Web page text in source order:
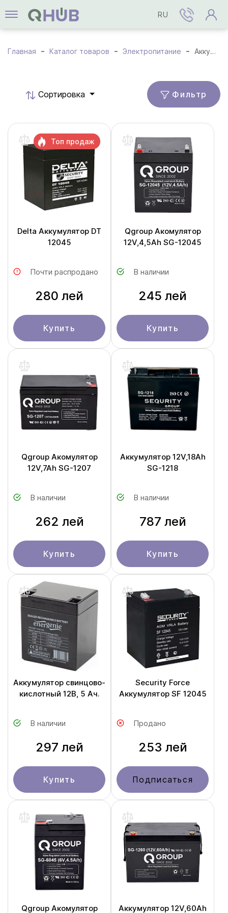
RU
Главная Каталог товаров Электропитание Аккумуляторы
Cортировка Фильтр
Delta Аккумулятор DT
12045
Почти распродано
280 лей
Купить
Топ продаж
Qgroup Акомулятор
12V,4,5Ah SG-12045
В наличии
245 лей
Купить
Qgroup Акомулятор
12V,7Ah SG-1207
В наличии
262 лей
Купить
Аккумулятор 12V,18Ah
SG-1218
В наличии
787 лей
Купить
Аккумулятор свинцово-
кислотный 12В, 5 Ач.
В наличии
297 лей
Купить
Security Force
Аккумулятор SF 12045
Продано
253 лей
Подписаться
Qgroup Акомулятор Аккумулятор 12V,60Ah